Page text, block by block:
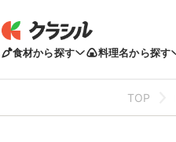
食材から探す 料理名から探す
TOP